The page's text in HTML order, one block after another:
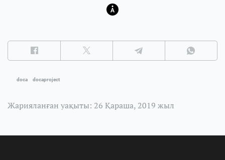
doca docaproject
Жарияланған уақыты: 26 Қараша, 2019 жыл